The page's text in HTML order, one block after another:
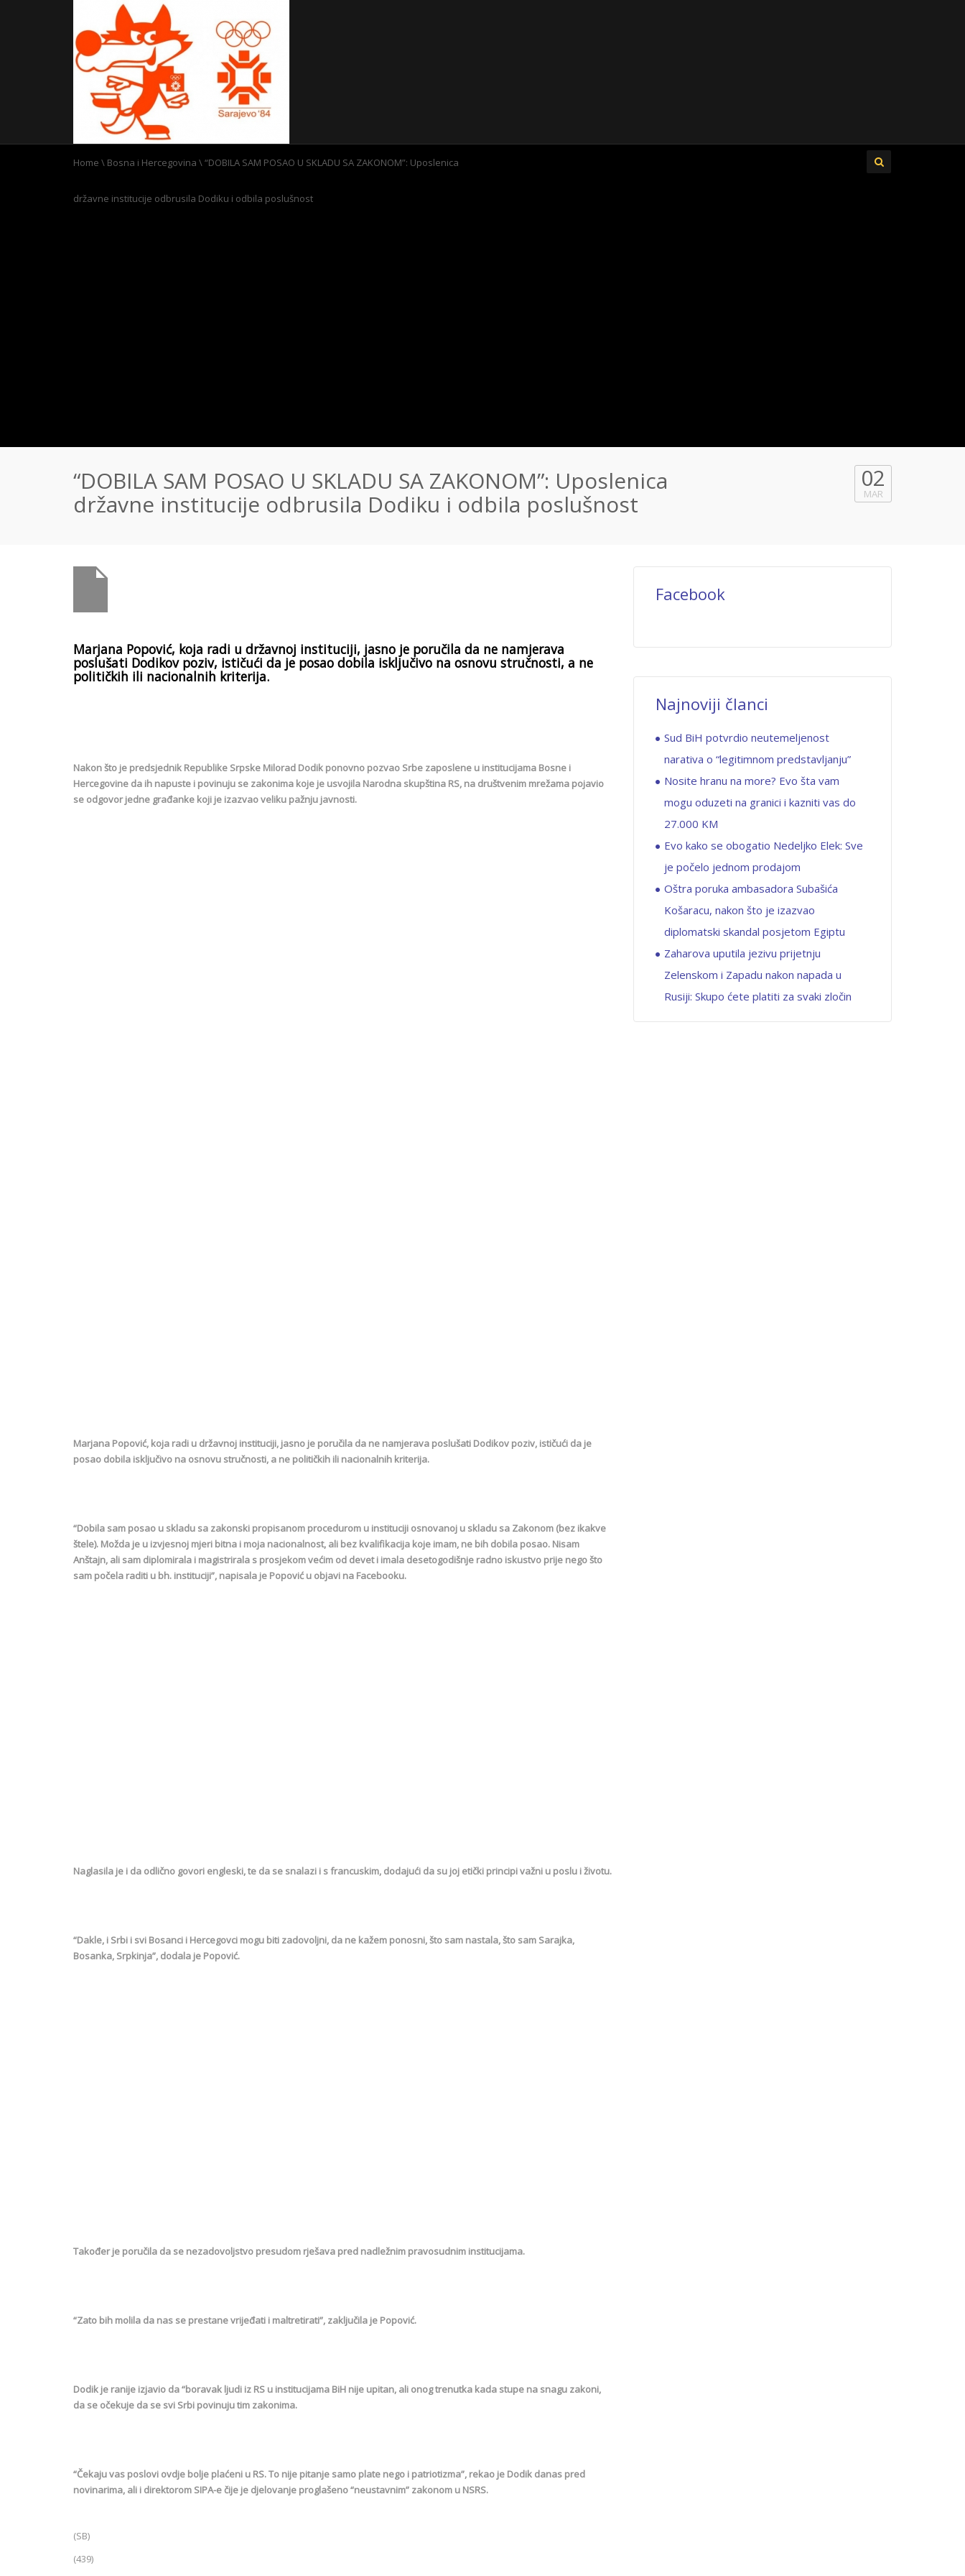
Home \ Bosna i Hercegovina \“DOBILA SAM POSAO U SKLADU SA ZAKONOM”: Uposlenica
državne institucije odbrusila Dodiku i odbila poslušnost
“DOBILA SAM POSAO U SKLADU SA ZAKONOM”: Uposlenica
državne institucije odbrusila Dodiku i odbila poslušnost
02
MAR
Marjana Popović, koja radi u državnoj instituciji, jasno je poručila da ne namjerava
poslušati Dodikov poziv, ističući da je posao dobila isključivo na osnovu stručnosti, a ne
političkih ili nacionalnih kriterija.
Nakon što je predsjednik Republike Srpske Milorad Dodik ponovno pozvao Srbe zaposlene u institucijama Bosne i
Hercegovine da ih napuste i povinuju se zakonima koje je usvojila Narodna skupština RS, na društvenim mrežama pojavio
se odgovor jedne građanke koji je izazvao veliku pažnju javnosti.
Marjana Popović, koja radi u državnoj instituciji, jasno je poručila da ne namjerava poslušati Dodikov poziv, ističući da je
posao dobila isključivo na osnovu stručnosti, a ne političkih ili nacionalnih kriterija.
“Dobila sam posao u skladu sa zakonski propisanom procedurom u instituciji osnovanoj u skladu sa Zakonom (bez ikakve
štele). Možda je u izvjesnoj mjeri bitna i moja nacionalnost, ali bez kvalifikacija koje imam, ne bih dobila posao. Nisam
Anštajn, ali sam diplomirala i magistrirala s prosjekom većim od devet i imala desetogodišnje radno iskustvo prije nego što
sam počela raditi u bh. instituciji”, napisala je Popović u objavi na Facebooku.
Naglasila je i da odlično govori engleski, te da se snalazi i s francuskim, dodajući da su joj etički principi važni u poslu i životu.
“Dakle, i Srbi i svi Bosanci i Hercegovci mogu biti zadovoljni, da ne kažem ponosni, što sam nastala, što sam Sarajka,
Bosanka, Srpkinja”, dodala je Popović.
Također je poručila da se nezadovoljstvo presudom rješava pred nadležnim pravosudnim institucijama.
“Zato bih molila da nas se prestane vrijeđati i maltretirati”, zaključila je Popović.
Dodik je ranije izjavio da “boravak ljudi iz RS u institucijama BiH nije upitan, ali onog trenutka kada stupe na snagu zakoni,
da se očekuje da se svi Srbi povinuju tim zakonima.
“Čekaju vas poslovi ovdje bolje plaćeni u RS. To nije pitanje samo plate nego i patriotizma”, rekao je Dodik danas pred
novinarima, ali i direktorom SIPA-e čije je djelovanje proglašeno “neustavnim” zakonom u NSRS.
(SB)
(439)
Facebook
Najnoviji članci
Sud BiH potvrdio neutemeljenost
narativa o “legitimnom predstavljanju”
Nosite hranu na more? Evo šta vam
mogu oduzeti na granici i kazniti vas do
27.000 KM
Evo kako se obogatio Nedeljko Elek: Sve
je počelo jednom prodajom
Oštra poruka ambasadora Subašića
Košaracu, nakon što je izazvao
diplomatski skandal posjetom Egiptu
Zaharova uputila jezivu prijetnju
Zelenskom i Zapadu nakon napada u
Rusiji: Skupo ćete platiti za svaki zločin